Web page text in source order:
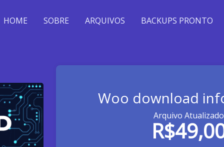
HOME SOBRE ARQUIVOS BACKUPS PRONTO
Woo download
Arquivo Atualizado
R$